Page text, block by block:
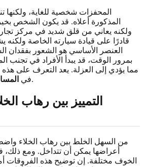
المحفزات شخصية للغاية،
المذكورة أعلاه. قد يكون الشخص
ولكنه يعاني من قلق شديد في مركز
قادرًا على قيادة سيارته الخاصة ولكنه
العنصر الأساسي هو الشعور بفقدان
بمرور الوقت، قد يبدأ الأفراد في تجنب
مما يؤدي إلى العزلة. يعد التعرف على
في.
التمييز بين رهاب
من السهل الخلط بين رهاب الخلاء
أعراضها يمكن أن تتداخل. ومع ذلك،
الخوف مختلفة. إن توضيح هذه الفروقات